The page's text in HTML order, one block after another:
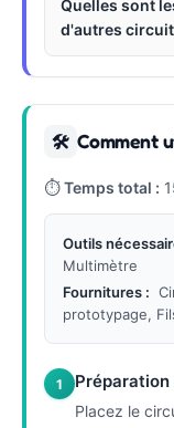
Quelles sont
d'autres
🛠 Comment
⏱Temps total :
Outils
Multimètre
Fournitures :
prototypage,
1
Placez le